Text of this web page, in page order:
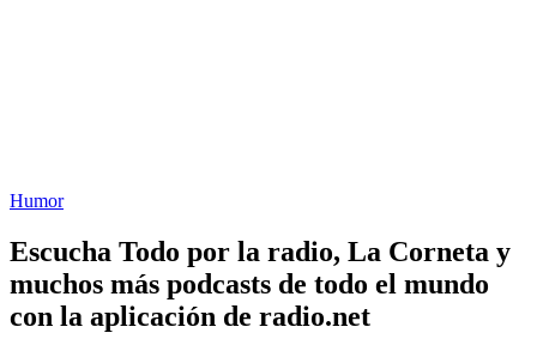
Humor
Escucha Todo por la radio, La Corneta y
muchos más podcasts de todo el mundo
con la aplicación de radio.net